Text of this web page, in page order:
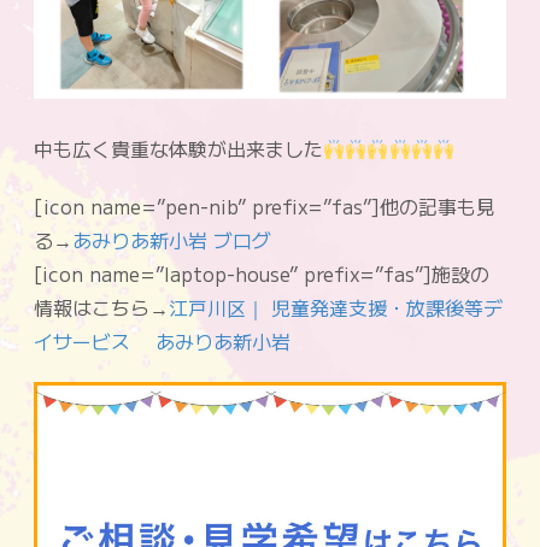
中も広く貴重な体験が出来ました
[icon name=”pen-nib” prefix=”fas”]他の記事も見
る→あみりあ新小岩 ブログ
[icon name=”laptop-house” prefix=”fas”]施設の
情報はこちら→江戸川区｜ 児童発達支援・放課後等デ
イサービス あみりあ新小岩